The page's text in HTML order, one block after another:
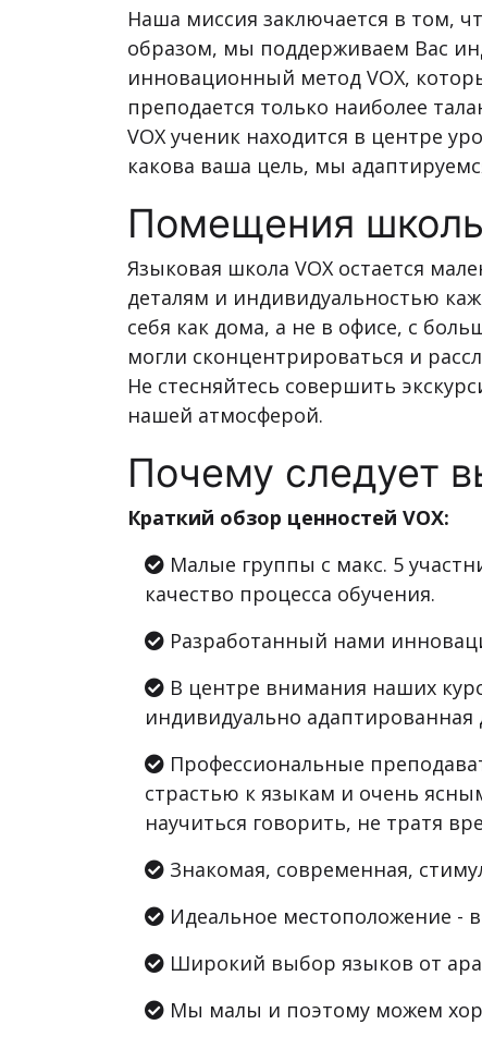
Наша миссия заключается в том,
образом, мы поддерживаем Вас
инновационный метод VOX,
преподается только наиболее
VOX ученик находится в центре
какова ваша цель, мы
Помещения
Языковая школа VOX остается
деталям и индивидуальностью
себя как дома, а не в офисе, с
могли сконцентрироваться и
Не стесняйтесь совершить
нашей атмосферой.
Почему следует
Краткий обзор ценностей VOX:
Малые группы с макс. 5
качество процесса обучения.
Разработанный нами
В центре внимания наших
индивидуально адаптированная
Профессиональные
страстью к языкам и очень
научиться говорить, не тратя
Знакомая, современная,
Идеальное местоположение -
Широкий выбор языков от
Мы малы и поэтому можем